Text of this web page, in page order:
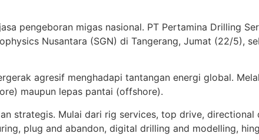
pengeboran migas nasional. PT Pertamina Drilling
Nusantara (SGN) di Tangerang, Jumat (22/5),
agresif menghadapi tantangan energi global.
maupun lepas pantai (offshore).
strategis. Mulai dari rig services, top drive,
plug and abandon, digital drilling and modelling,